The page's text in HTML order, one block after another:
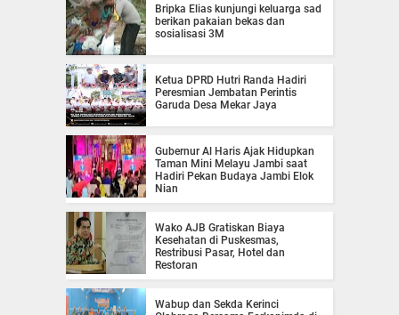
Bripka Elias kunjungi keluarga sad
berikan pakaian bekas dan
sosialisasi 3M
Ketua DPRD Hutri Randa Hadiri
Peresmian Jembatan Perintis
Garuda Desa Mekar Jaya
Gubernur Al Haris Ajak Hidupkan
Taman Mini Melayu Jambi saat
Hadiri Pekan Budaya Jambi Elok
Nian
Wako AJB Gratiskan Biaya
Kesehatan di Puskesmas,
Restribusi Pasar, Hotel dan
Restoran
Wabup dan Sekda Kerinci